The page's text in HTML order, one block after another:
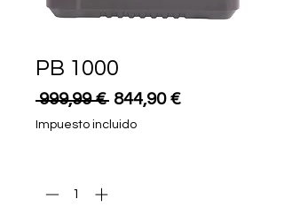
PB 1000
999,99 € Precio
844,90 €Precio
Impuesto incluido